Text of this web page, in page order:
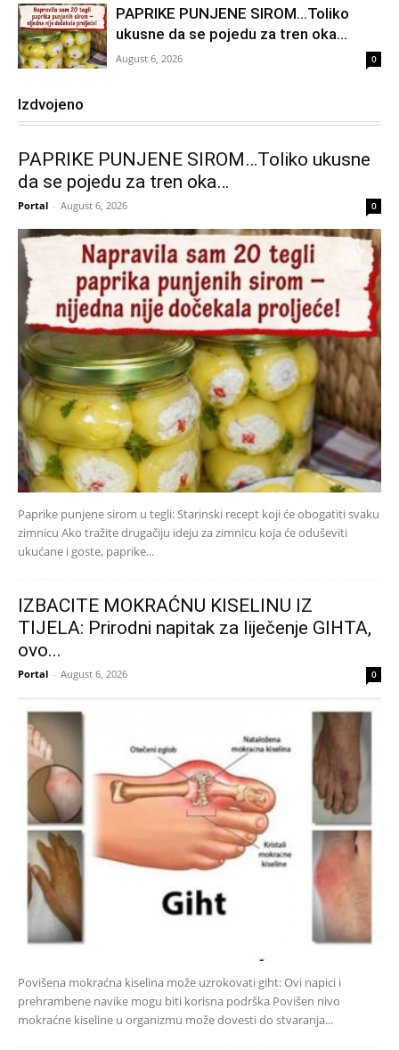
PAPRIKE PUNJENE SIROM…Toliko
ukusne da se pojedu za tren oka…
August 6, 2026 0
Izdvojeno
PAPRIKE PUNJENE SIROM…Toliko ukusne
da se pojedu za tren oka…
Portal - August 6, 2026 0
Paprike punjene sirom u tegli: Starinski recept koji će obogatiti svaku
zimnicu Ako tražite drugačiju ideju za zimnicu koja će oduševiti
ukućane i goste, paprike...
IZBACITE MOKRAĆNU KISELINU IZ
TIJELA: Prirodni napitak za liječenje GIHTA,
ovo...
Portal - August 6, 2026 0
Povišena mokraćna kiselina može uzrokovati giht: Ovi napici i
prehrambene navike mogu biti korisna podrška Povišen nivo
mokraćne kiseline u organizmu može dovesti do stvaranja...